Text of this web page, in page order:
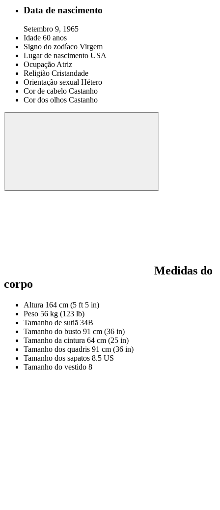
Data de nascimento
Setembro 9, 1965
Idade 60 anos
Signo do zodíaco Virgem
Lugar de nascimento USA
OcupaçãoAtriz
Religião Cristandade
Orientação sexual Hétero
Cor de cabelo Castanho
Cor dos olhos Castanho
Medidas do
corpo
Altura 164 cm (5 ft 5 in)
Peso 56 kg (123 lb)
Tamanho de sutiã 34B
Tamanho do busto 91 cm (36 in)
Tamanho da cintura 64 cm (25 in)
Tamanho dos quadris 91 cm (36 in)
Tamanho dos sapatos 8.5 US
Tamanho do vestido 8